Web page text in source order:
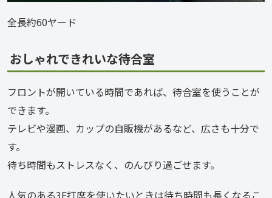
全長約60ヤード
おしゃれできれいな待合室
フロントが開いている時間であれば、待合室を使うことが
できます。
テレビや漫画、カップの自販機があるなど、広さも十分で
す。
待ち時間もストレスなく、のんびり過ごせます。
人気のある3F打席を使いたいときは待ち時間も長くなるこ